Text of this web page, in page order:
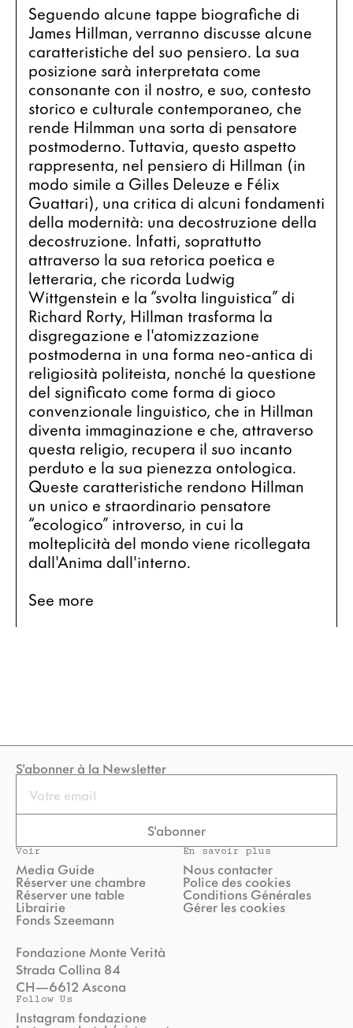
Seguendo alcune tappe biografiche di
James Hillman, verranno discusse alcune
caratteristiche del suo pensiero. La sua
posizione sarà interpretata come
consonante con il nostro, e suo, contesto
storico e culturale contemporaneo, che
rende Hilmman una sorta di pensatore
postmoderno. Tuttavia, questo aspetto
rappresenta, nel pensiero di Hillman (in
modo simile a Gilles Deleuze e Félix
Guattari), una critica di alcuni fondamenti
della modernità: una decostruzione della
decostruzione. Infatti, soprattutto
attraverso la sua retorica poetica e
letteraria, che ricorda Ludwig
Wittgenstein e la “svolta linguistica” di
Richard Rorty, Hillman trasforma la
disgregazione e l'atomizzazione
postmoderna in una forma neo-antica di
religiosità politeista, nonché la questione
del significato come forma di gioco
convenzionale linguistico, che in Hillman
diventa immaginazione e che, attraverso
questa religio, recupera il suo incanto
perduto e la sua pienezza ontologica.
Queste caratteristiche rendono Hillman
un unico e straordinario pensatore
“ecologico” introverso, in cui la
molteplicità del mondo viene ricollegata
dall'Anima dall'interno.
See more
S'abonner à la Newsletter
Email
S'abonner
Voir
Media Guide
Réserver une chambre
Réserver une table
Librairie
Fonds Szeemann
En savoir plus
Nous contacter
Police des cookies
Conditions Générales
Gérer les cookies
Fondazione Monte Verità
Strada Collina 84
CH—6612 Ascona
Follow Us
Instagram fondazione